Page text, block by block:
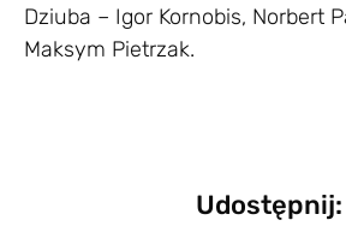
Dziuba – Igor Kornobis, Norbert
Maksym Pietrzak.
Udostępnij: